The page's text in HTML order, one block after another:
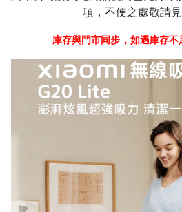
項，不便之處敬請
庫存與門市同步，如遇庫存不